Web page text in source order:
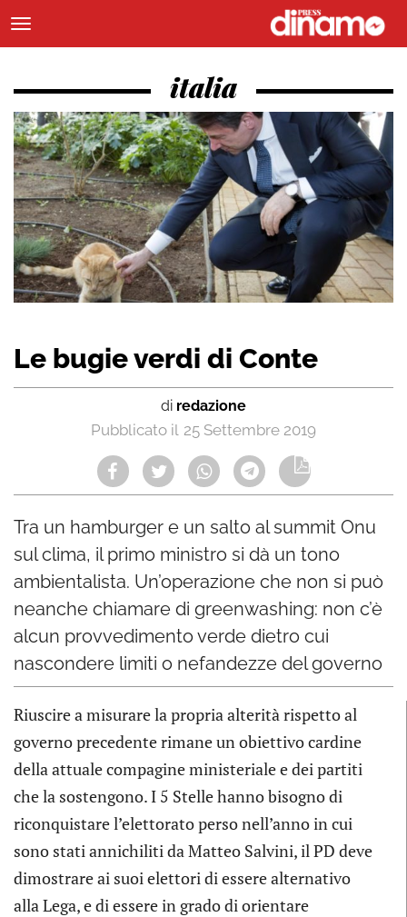
italia
Le bugie verdi di Conte
di redazione
25 Settembre 2019
Tra un hamburger e un salto al summit Onu
sul clima, il primo ministro si dà un tono
ambientalista. Un’operazione che non si può
neanche chiamare di greenwashing: non c’è
alcun provvedimento verde dietro cui
nascondere limiti o nefandezze del governo
Riuscire a misurare la propria alterità rispetto al
governo precedente rimane un obiettivo cardine
della attuale compagine ministeriale e dei partiti
che la sostengono. I 5 Stelle hanno bisogno di
riconquistare l’elettorato perso nell’anno in cui
sono stati annichiliti da Matteo Salvini, il PD deve
dimostrare ai suoi elettori di essere alternativo
alla Lega, e di essere in grado di orientare